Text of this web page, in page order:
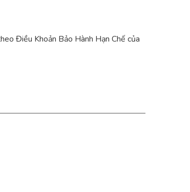
Điều Khoản Bảo Hành Hạn Chế của